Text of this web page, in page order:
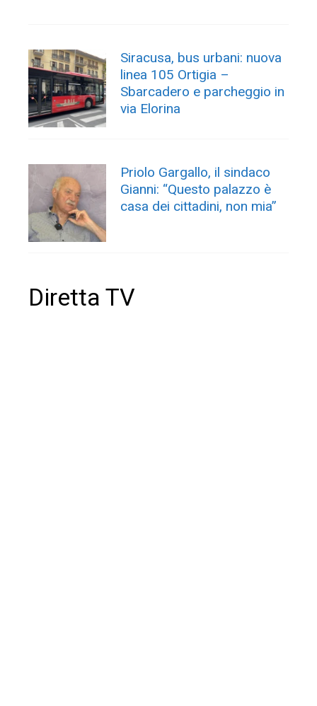
Siracusa, bus urbani: nuova
linea 105 Ortigia –
Sbarcadero e parcheggio in
via Elorina
Priolo Gargallo, il sindaco
Gianni: “Questo palazzo è
casa dei cittadini, non mia”
Diretta TV